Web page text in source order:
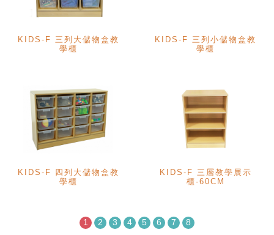
KIDS-F 三列大儲物盒教
學櫃
KIDS-F 三列小儲物盒教
學櫃
KIDS-F 四列大儲物盒教
學櫃
KIDS-F 三層教學展示
櫃-60CM
1 2 3 4 5 6 7 8